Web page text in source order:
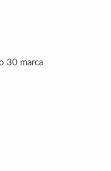
30 marca